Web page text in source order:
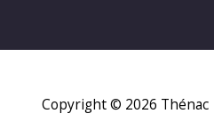
Copyright © 2026 Thénac